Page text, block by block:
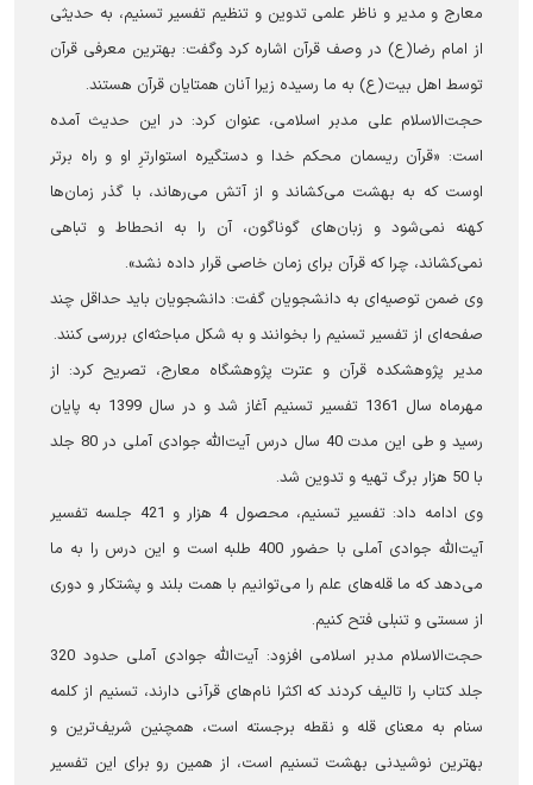
معارج و مدیر و ناظر علمی تدوین و تنظیم تفسیر تسنیم، به حدیثی
از امام رضا(ع) در وصف قرآن اشاره کرد وگفت: بهترین معرفی‌ قرآن
توسط اهل بیت(ع) به ما رسیده زیرا آنان همتایان قرآن هستند.
حجت‌الاسلام علی مدبر اسلامی، عنوان کرد: در این حدیث آمده
است: «قرآن ريسمان محكم خدا و دستگيره استوارترِ او و راه برتر
اوست كه به بهشت مى‌كشاند و از آتش مى‌رهاند، با گذر زمان‌ها
كهنه نمى‌شود و زبان‌هاى گوناگون، آن را به انحطاط و تباهى
نمى‌كشاند، چرا كه قرآن براى زمان خاصى قرار داده نشد».
وی ضمن توصیه‌ای به دانشجویان گفت: دانشجویان باید حداقل چند
صفحه‌ای از تفسیر تسنیم را بخوانند و به شکل مباحثه‌ای بررسی کنند.
مدیر پژوهشکده قرآن و عترت پژوهشگاه معارج، تصریح کرد: از
مهرماه سال 1361 تفسیر تسنیم آغاز شد و در سال 1399 به پایان
رسید و طی این مدت 40 سال درس آیت‌الله جوادی آملی در 80 جلد
با 50 هزار برگ تهیه و تدوین شد.
وی ادامه داد: تفسیر تسنیم، محصول 4 هزار و 421 جلسه تفسیر
آیت‌الله جوادی آملی با حضور 400 طلبه است و این درس را به ما
می‌دهد که ما قله‌های علم را می‌توانیم با همت بلند و پشتکار و دوری
از سستی و تنبلی فتح کنیم.
حجت‌الاسلام مدبر اسلامی افزود: آیت‌الله جوادی آملی حدود 320
جلد کتاب را تالیف کردند که اکثرا نام‌های قرآنی دارند، تسنیم از کلمه
سنام به معنای قله و نقطه برجسته است، همچنین شریف‌ترین و
بهترین نوشیدنی بهشت تسنیم است، از همین رو برای این تفسیر